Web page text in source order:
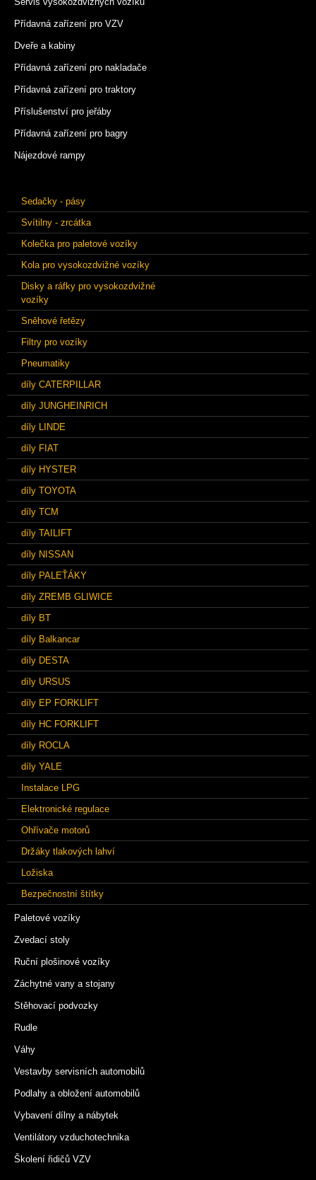
Přídavná zařízení pro VZV
Dveře a kabiny
Přídavná zařízení pro nakladače
Přídavná zařízení pro traktory
Příslušenství pro jeřáby
Přídavná zařízení pro bagry
Nájezdové rampy
Sedačky - pásy
Svítilny - zrcátka
Kolečka pro paletové vozíky
Kola pro vysokozdvižné vozíky
Disky a ráfky pro vysokozdvižné
vozíky
Sněhové řetězy
Filtry pro vozíky
Pneumatiky
díly CATERPILLAR
díly JUNGHEINRICH
díly LINDE
díly FIAT
díly HYSTER
díly TOYOTA
díly TCM
díly TAILIFT
díly NISSAN
díly PALEŤÁKY
díly ZREMB GLIWICE
díly BT
díly Balkancar
díly DESTA
díly URSUS
díly EP FORKLIFT
díly HC FORKLIFT
díly ROCLA
díly YALE
Instalace LPG
Elektronické regulace
Ohřívače motorů
Držáky tlakových lahví
Ložiska
Bezpečnostní štítky
Paletové vozíky
Zvedací stoly
Ruční plošinové vozíky
Záchytné vany a stojany
Stěhovací podvozky
Rudle
Váhy
Vestavby servisních automobilů
Podlahy a obložení automobilů
Vybavení dílny a nábytek
Ventilátory vzduchotechnika
Školení řidičů VZV